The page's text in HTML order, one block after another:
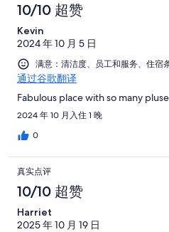
10/10 超赞
Kevin
2024 年 10 月 5 日
满意：清洁度、员工和服务、住宿
通过谷歌翻译
Fabulous place with so many
2024 年 10 月入住 1 晚
0
真实点评
10/10 超赞
Harriet
2025 年 10 月 19 日